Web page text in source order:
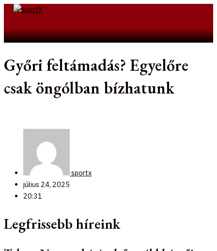
Skip
Győri feltámadás? Egyelőre
csak öngólban bízhatunk
sportx
július 24, 2025
20:31
Legfrissebb híreink